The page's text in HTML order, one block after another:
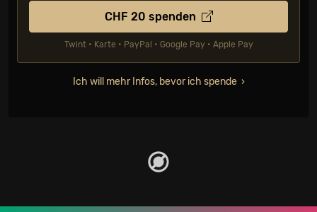
CHF 20 spenden
Twint • Karte • PayPal • Google Pay • Apple Pay
Ich will mehr Infos, bevor ich spende